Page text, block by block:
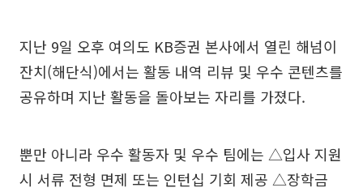
지난 9일 오후 여의도 KB증권 본사에서 열린 해넘이
잔치(해단식)에서는 활동 내역 리뷰 및 우수 콘텐츠를
공유하며 지난 활동을 돌아보는 자리를 가졌다.
뿐만 아니라 우수 활동자 및 우수 팀에는 △입사 지원
시 서류 전형 면제 또는 인턴십 기회 제공 △장학금